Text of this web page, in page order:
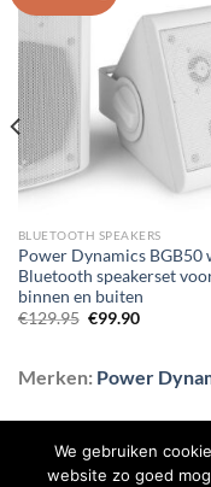
BLUETOOTH SPEAKERS
Power Dynamics BGB50
Bluetooth speakerset
binnen en buiten
€129.95 Oorspronkelijke
€99.90Huidige
Merken: Power
We gebruiken
website zo goed